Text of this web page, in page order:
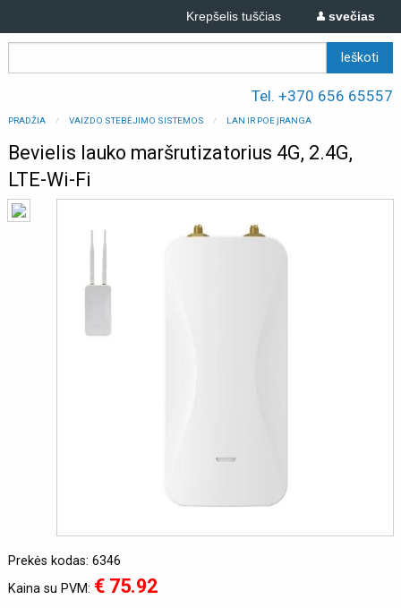
svečias
Krepšelis tuščias
Tel. +370 656 65557
PRADŽIA VAIZDO STEBĖJIMO SISTEMOS LAN IR POE ĮRANGA
Bevielis lauko maršrutizatorius 4G, 2.4G,
LTE-Wi-Fi
Prekės kodas: 6346
Kaina su PVM: € 75.92